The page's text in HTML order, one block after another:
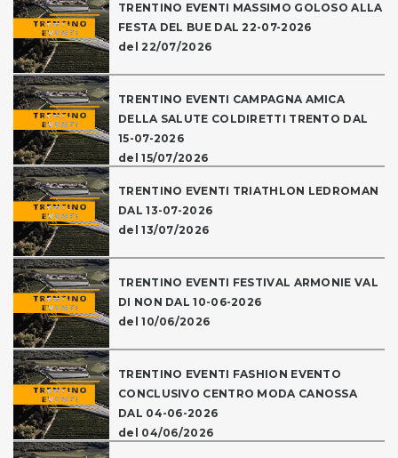
TRENTINO EVENTI MASSIMO GOLOSO ALLA
FESTA DEL BUE DAL 22-07-2026
del 22/07/2026
TRENTINO EVENTI CAMPAGNA AMICA
DELLA SALUTE COLDIRETTI TRENTO DAL
15-07-2026
del 15/07/2026
TRENTINO EVENTI TRIATHLON LEDROMAN
DAL 13-07-2026
del 13/07/2026
TRENTINO EVENTI FESTIVAL ARMONIE VAL
DI NON DAL 10-06-2026
del 10/06/2026
TRENTINO EVENTI FASHION EVENTO
CONCLUSIVO CENTRO MODA CANOSSA
DAL 04-06-2026
del 04/06/2026